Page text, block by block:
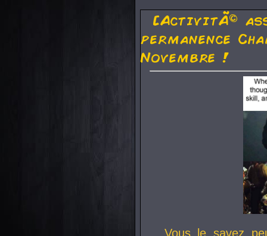
[ActivitÃ©
permanence
Novembre !
Vous le savez